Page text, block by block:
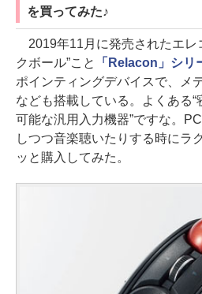
を買ってみた♪
2019年11月に発売されたエレ
クボール”こと
「Relacon」シリ
ポインティングデバイスで、メ
なども搭載している。よくある
可能な汎用入力機器”ですな。
しつつ音楽聴いたりする時にラ
ッと購入してみた。